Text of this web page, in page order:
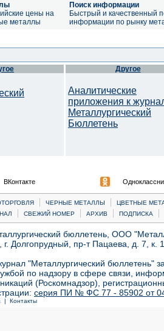
цены на
металлы
Поиск информации
Быстрый и качественный
информации по рынку
Другое
Аналитические
приложения к
Металлургический
Бюллетень
ВКонтакте
| ЧЕРНЫЕ МЕТАЛЛЫ |
ЦВЕТНЫЕ
| СВЕЖИЙ НОМЕР | АРХИВ | ПОДПИСКА |
бюллетень, ООО
г. Долгопрудный, пр-т Пацаева, д. 7,
"Металлургический бюллетень"
по надзору в сфере связи,
(Роскомнадзор),
серия ПИ № ФС 77 - 85902 от 04
| Контакты